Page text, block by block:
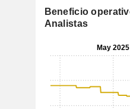
Beneficio
Analistas